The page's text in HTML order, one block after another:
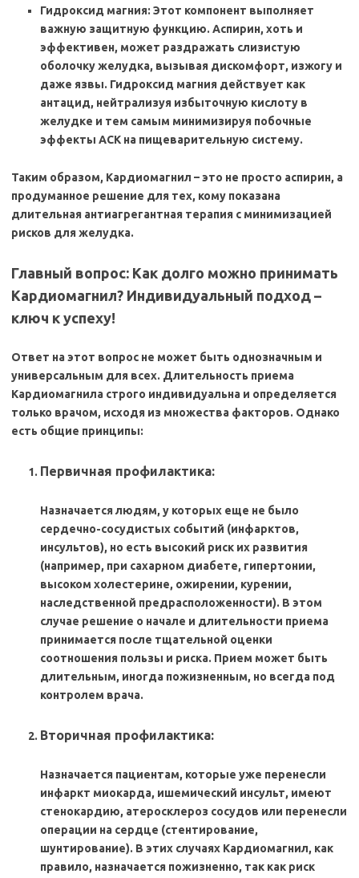
Гидроксид магния: Этот компонент выполняет
важную защитную функцию. Аспирин, хоть и
эффективен, может раздражать слизистую
оболочку желудка, вызывая дискомфорт, изжогу и
даже язвы. Гидроксид магния действует как
антацид, нейтрализуя избыточную кислоту в
желудке и тем самым минимизируя побочные
эффекты АСК на пищеварительную систему.
Таким образом, Кардиомагнил – это не просто аспирин, а
продуманное решение для тех, кому показана
длительная антиагрегантная терапия с минимизацией
рисков для желудка.
Главный вопрос: Как долго можно принимать
Кардиомагнил? Индивидуальный подход –
ключ к успеху!
Ответ на этот вопрос не может быть однозначным и
универсальным для всех. Длительность приема
Кардиомагнила строго индивидуальна и определяется
только врачом, исходя из множества факторов. Однако
есть общие принципы:
Первичная профилактика:
Назначается людям, у которых еще не было
сердечно-сосудистых событий (инфарктов,
инсультов), но есть высокий риск их развития
(например, при сахарном диабете, гипертонии,
высоком холестерине, ожирении, курении,
наследственной предрасположенности). В этом
случае решение о начале и длительности приема
принимается после тщательной оценки
соотношения пользы и риска. Прием может быть
длительным, иногда пожизненным, но всегда под
контролем врача.
Вторичная профилактика:
Назначается пациентам, которые уже перенесли
инфаркт миокарда, ишемический инсульт, имеют
стенокардию, атеросклероз сосудов или перенесли
операции на сердце (стентирование,
шунтирование). В этих случаях Кардиомагнил, как
правило, назначается пожизненно, так как риск